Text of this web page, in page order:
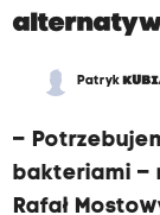
Patryk
–
bakteriami –
Rafał